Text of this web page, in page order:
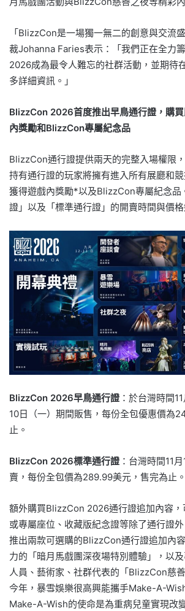
「BlizzCon是一場獨一無二的創意與交流
裁Johanna Faries表示：「我們正在全力
2026成為最令人難忘的社群活動，並期待
多詳細資訊。」
BlizzCon 2026首度推出早鳥通行證，購
內獎勵和BlizzCon專屬紀念品
BlizzCon通行證提供兩天的完整入場權限
持有通行證的玩家將擁有進入所有展廳和
獲得遊戲內獎勵*以及BlizzCon專屬紀念品
證」以及「標準通行證」的開賣時間與價格
BlizzCon 2026早鳥通行證：於台灣時間
10日（一）期間販售，每份全包優惠價為
止。
BlizzCon 2026標準通行證：台灣時間11
賣，每份全包價為289.99美元，售完為止。
額外購買BlizzCon 2026通行證追加內容
或專屬座位、收藏版紀念證等除了通行證
推出兩款可選購的BlizzCon通行證追加內
力的「暗月馬戲團深夜場特別體驗」，以
人員、藝術家、社群代表的「BlizzCon慈
今年，暴雪娛樂很高興能攜手Make-A-
Make-A-Wish的使命是為重病兒童實現改